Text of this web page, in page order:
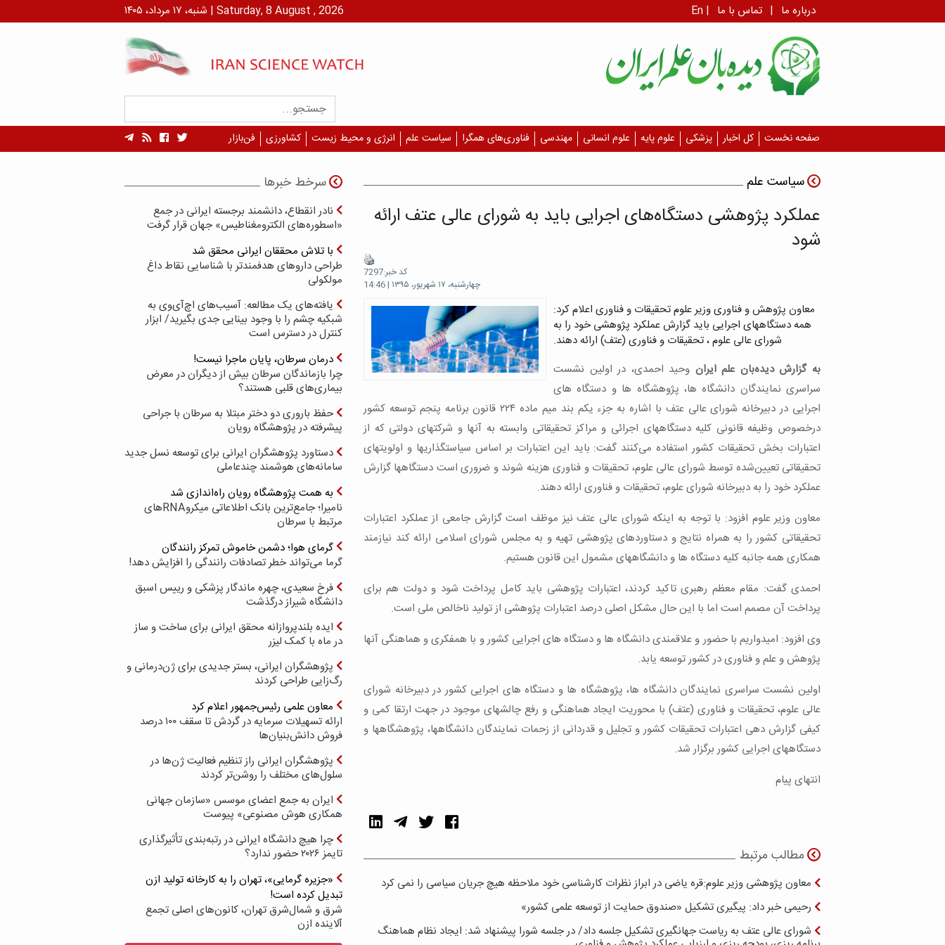
شنبه، ۱۷ مرداد، ۱۴۰۵ | Saturday, 8 August , 2026 En | درباره ما | تماس با ما
صفحه نخست کل اخبار پزشکی علوم پایه علوم انسانی مهندسی فناوری‌های همگرا سیاست علم انرژی و محیط زیست کشاورزی فن‌بازار
سیاست علم
عملکرد پژوهشی دستگاه‌های اجرایی باید به شورای عالی عتف ارائه
شود
کد خبر:7297
چهارشنبه، ۱۷ شهریور، ۱۳۹۵ | 14:46
معاون پژوهش و فناوری وزیر علوم تحقیقات و فناوری اعلام کرد:
همه دستگاههای اجرایی باید گزارش عملکرد پژوهشی خود را به
شورای عالی علوم ، تحقیقات و فناوری (عتف) ارائه دهند.
به گزارش دیده‌بان علم ایران وحید احمدی، در اولین نشست
سراسری نمایندگان دانشگاه ها، پژوهشگاه ها و دستگاه های
اجرایی در دبیرخانه شورای عالی عتف با اشاره به جزء یکم بند میم ماده ۲۲۴ قانون برنامه پنجم توسعه کشور
درخصوص وظیفه قانونی کلیه دستگاههای اجرائی و مراکز تحقیقاتی وابسته به آنها و شرکتهای دولتی که از
اعتبارات بخش تحقیقات کشور استفاده می‌کنند گفت: باید این اعتبارات بر اساس سیاستگذاریها و اولویتهای
تحقیقاتی تعیین‌شده توسط شورای عالی علوم، تحقیقات و فناوری هزینه شوند و ضروری است دستگاهها گزارش
عملکرد خود را به دبیرخانه شورای علوم، تحقیقات و فناوری ارائه دهند.
معاون وزیر علوم افزود: با توجه به اینکه شورای عالی عتف نیز موظف است گزارش جامعی از عملکرد اعتبارات
تحقیقاتی کشور را به همراه نتایج و دستاوردهای پژوهشی تهیه و به مجلس شورای اسلامی ارائه کند نیازمند
همکاری همه جانبه کلیه دستگاه ها و دانشگاههای مشمول این قانون هستیم.
احمدی گفت: مقام معظم رهبری تاکید کردند، اعتبارات پژوهشی باید کامل پرداخت شود و دولت هم برای
پرداخت آن مصمم است اما با این حال مشکل اصلی درصد اعتبارات پژوهشی از تولید ناخالص ملی است.
وی افزود: امیدواریم با حضور و علاقمندی دانشگاه ها و دستگاه های اجرایی کشور و با همفکری و هماهنگی آنها
پژوهش و علم و فناوری در کشور توسعه یابد.
اولین نشست سراسری نمایندگان دانشگاه ها، پژوهشگاه ها و دستگاه های اجرایی کشور در دبیرخانه شورای
عالی علوم، تحقیقات و فناوری (عتف) با محوریت ایجاد هماهنگی و رفع چالشهای موجود در جهت ارتقا کمی و
کیفی گزارش دهی اعتبارات تحقیقات کشور و تجلیل و قدردانی از زحمات نمایندگان دانشگاهها، پژوهشگاهها و
دستگاههای اجرایی کشور برگزار شد.
انتهای پیام
مطالب مرتبط
معاون پژوهشی وزیر علوم:قره یاضی در ابراز نظرات کارشناسی خود ملاحظه هیچ جریان سیاسی را نمی کرد
رحیمی خبر داد: پیگیری تشکیل «صندوق حمایت از توسعه علمی کشور»
شورای عالی عتف به ریاست جهانگیری تشکیل جلسه داد/ در جلسه شورا پیشنهاد شد: ایجاد نظام هماهنگ
سرخط خبرها
نادر انقطاع، دانشمند برجسته ایرانی در جمع
«اسطوره‌های الکترومغناطیس» جهان قرار گرفت
با تلاش محققان ایرانی محقق شد
طراحی داروهای هدفمندتر با شناسایی نقاط داغ
مولکولی
یافته‌های یک مطالعه: آسیب‌های اچ‌آی‌وی به
شبکیه چشم را با وجود بینایی جدی بگیرید/ ابزار
کنترل در دسترس است
درمان سرطان، پایان ماجرا نیست!
چرا بازماندگان سرطان بیش از دیگران در معرض
بیماری‌های قلبی هستند؟
حفظ باروری دو دختر مبتلا به سرطان با جراحی
پیشرفته در پژوهشگاه رویان
دستاورد پژوهشگران ایرانی برای توسعه نسل جدید
سامانه‌های هوشمند چندعاملی
به همت پژوهشگاه رویان راه‌اندازی شد
نامیرا؛ جامع‌ترین بانک اطلاعاتی میکروRNAهای
مرتبط با سرطان
گرمای هوا؛ دشمن خاموش تمرکز رانندگان
گرما می‌تواند خطر تصادفات رانندگی را افزایش دهد!
فرخ سعیدی، چهره ماندگار پزشکی و رییس اسبق
دانشگاه شیراز درگذشت
ایده بلندپروازانه محقق ایرانی برای ساخت و ساز
در ماه با کمک لیزر
پژوهشگران ایرانی، بستر جدیدی برای ژن‌درمانی و
رگ‌زایی طراحی کردند
معاون علمی رئیس‌جمهور اعلام کرد
ارائه تسهیلات سرمایه در گردش تا سقف ۱۰۰ درصد
فروش دانش‌بنیان‌ها
پژوهشگران ایرانی راز تنظیم فعالیت ژن‌ها در
سلول‌های مختلف را روشن‌تر کردند
ایران به جمع اعضای موسس «سازمان جهانی
همکاری هوش مصنوعی» پیوست
چرا هیچ دانشگاه ایرانی در رتبه‌بندی تأثیرگذاری
تایمز ۲۰۲۶ حضور ندارد؟
«جزیره گرمایی»، تهران را به کارخانه تولید ازن
تبدیل کرده است!
شرق و شمال‌شرق تهران، کانون‌های اصلی تجمع
آلاینده ازن